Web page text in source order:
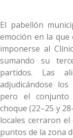
El pabellón
emoción en la que
imponerse al
sumando su
partidos. Las
adjudicándose
pero el conjunto
choque (22–25 y
locales cerraron
puntos de la zona